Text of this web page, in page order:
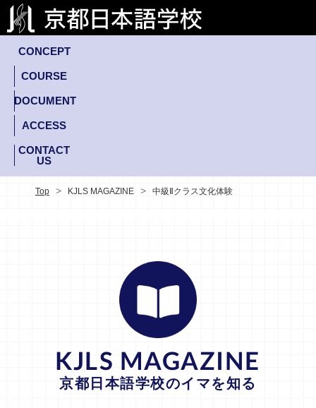
CONCEPT
COURSE
DOCUMENT
ACCESS
CONTACT
US
Top KJLS MAGAZINE 中級Ⅱクラス文化体験
KJLS MAGAZINE
京都日本語学校のイマを知る